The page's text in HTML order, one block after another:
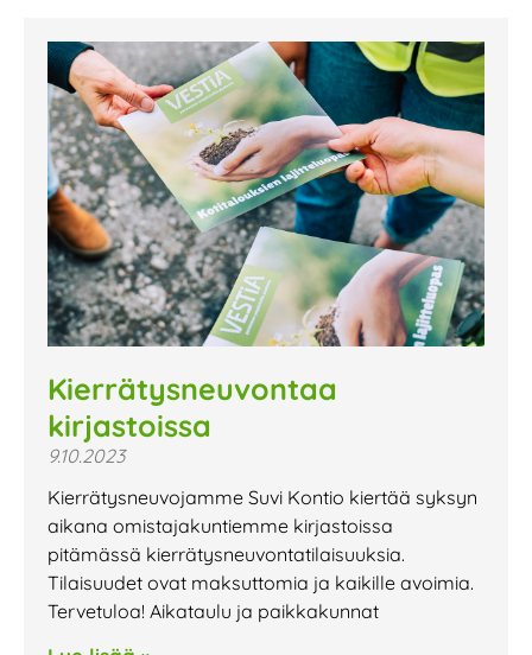
Kierrätysneuvontaa
kirjastoissa
9.10.2023
Kierrätysneuvojamme Suvi Kontio kiertää syksyn
aikana omistajakuntiemme kirjastoissa
pitämässä kierrätysneuvontatilaisuuksia.
Tilaisuudet ovat maksuttomia ja kaikille avoimia.
Tervetuloa! Aikataulu ja paikkakunnat